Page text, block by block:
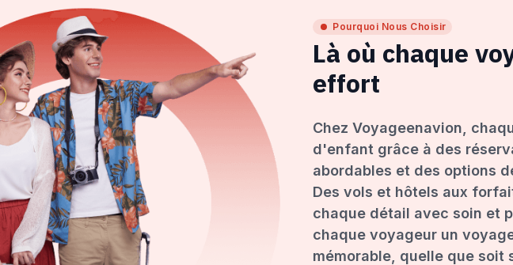
Pourquoi Nous Choisir
Là où chaque
effort
Chez Voyageenavion,
d'enfant grâce à des
abordables et des options
Des vols et hôtels aux
chaque détail avec soin et
chaque voyageur un
mémorable, quelle que soit